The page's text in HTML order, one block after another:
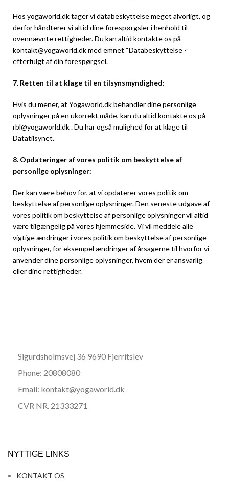
Hos yogaworld.dk tager vi databeskyttelse meget alvorligt, og
derfor håndterer vi altid dine forespørgsler i henhold til
ovennævnte rettigheder. Du kan altid kontakte os på
kontakt@yogaworld.dk med emnet “Databeskyttelse -”
efterfulgt af din forespørgsel.
7. Retten til at klage til en tilsynsmyndighed:
Hvis du mener, at Yogaworld.dk behandler dine personlige
oplysninger på en ukorrekt måde, kan du altid kontakte os på
rbl@yogaworld.dk . Du har også mulighed for at klage til
Datatilsynet.
8. Opdateringer af vores politik om beskyttelse af
personlige oplysninger:
Der kan være behov for, at vi opdaterer vores politik om
beskyttelse af personlige oplysninger. Den seneste udgave af
vores politik om beskyttelse af personlige oplysninger vil altid
være tilgængelig på vores hjemmeside. Vi vil meddele alle
vigtige ændringer i vores politik om beskyttelse af personlige
oplysninger, for eksempel ændringer af årsagerne til hvorfor vi
anvender dine personlige oplysninger, hvem der er ansvarlig
eller dine rettigheder.
Sigurdsholmsvej 36 9690 Fjerritslev
Phone: 20808080
Email: kontakt@yogaworld.dk
CVR NR. 21333271
NYTTIGE LINKS
KONTAKT OS